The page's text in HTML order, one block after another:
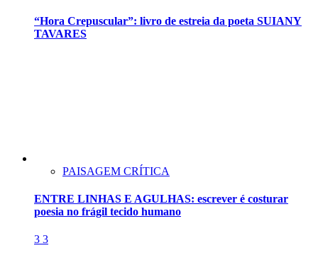
“Hora Crepuscular”: livro de estreia da poeta SUIANY
TAVARES
PAISAGEM CRÍTICA
ENTRE LINHAS E AGULHAS: escrever é costurar
poesia no frágil tecido humano
3 3